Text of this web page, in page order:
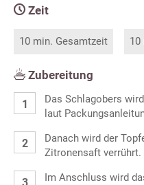
Zeit
10 min. Gesamtzeit 10
Zubereitung
Das Schlagobers
laut
Danach wird der
Zitronensaft verrührt.
Im Anschluss wird